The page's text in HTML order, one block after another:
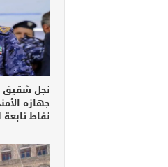
نجل شقيق
نقاط تابعة